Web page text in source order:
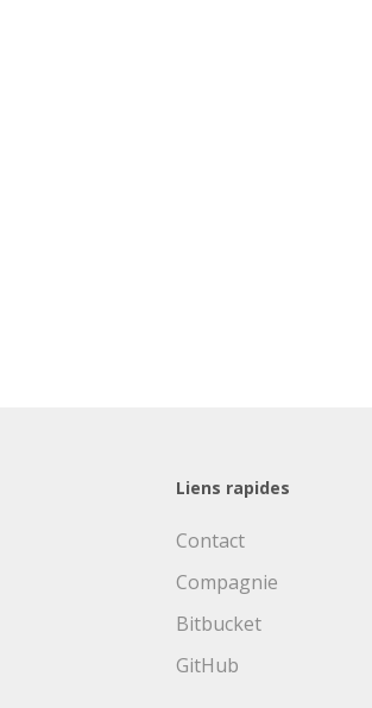
Liens rapides
Contact
Compagnie
Bitbucket
GitHub